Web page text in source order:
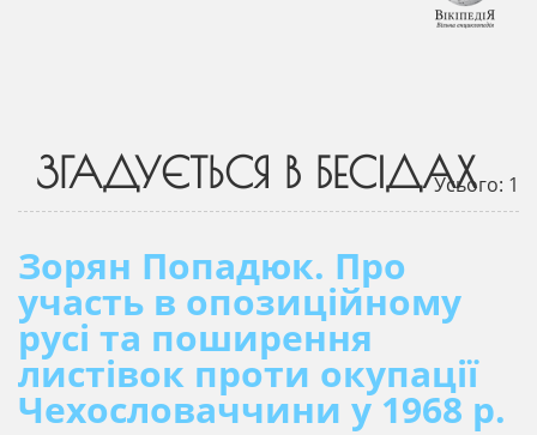
ЗГАДУЄТЬСЯ В БЕСІДАХУсього: 1
Зорян Попадюк. Про
участь в опозиційному
русі та поширення
листівок проти окупації
Чехословаччини у 1968 р.